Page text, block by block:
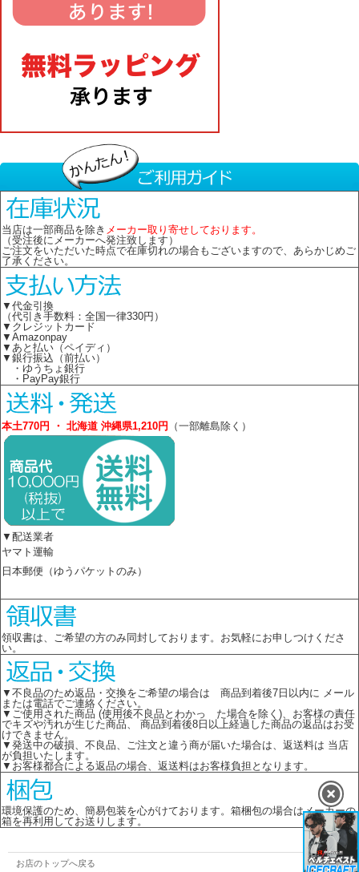
当店は一部商品を除き メーカー取り寄せしております。
（受注後にメーカーへ発注致します）
ご注文をいただいた時点で在庫切れの場合もございますので、あらかじめご
了承ください。
▼代金引換
（代引き手数料：全国一律330円）
▼クレジットカード
▼Amazonpay
▼あと払い（ペイディ）
▼銀行振込（前払い）
・ゆうちょ銀行
・PayPay銀行
本土770円 ・ 北海道 沖縄県1,210円 （一部離島除く）
▼配送業者
ヤマト運輸
日本郵便（ゆうパケットのみ）
領収書は、ご希望の方のみ同封しております。お気軽にお申しつけくださ
い。
▼不良品のため返品・交換をご希望の場合は 商品到着後7日以内に メール
または電話でご連絡ください。
▼ご使用された商品 (使用後不良品とわかっ た場合を除く)、お客様の責任
でキズや汚れが生じた商品、 商品到着後8日以上経過した商品の返品はお受
けできません。
▼発送中の破損、不良品、ご注文と違う商が届いた場合は、返送料は 当店
が負担いたします。
▼お客様都合による返品の場合、返送料はお客様負担となります。
環境保護のため、簡易包装を心がけております。箱梱包の場合はメーカーの
箱を再利用してお送りします。
お店のトップへ戻る